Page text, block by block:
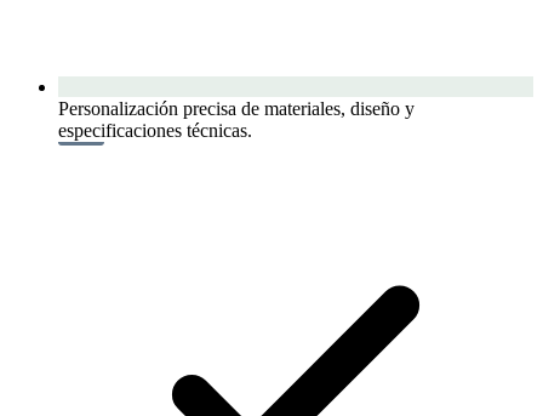
Personalización precisa de materiales, diseño y
especificaciones técnicas.